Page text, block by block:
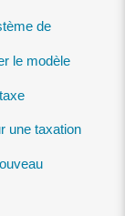
de
le modèle
une taxation